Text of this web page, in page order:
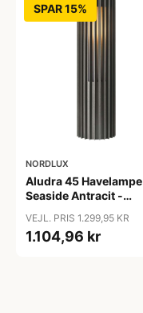
SPAR 15%
NORDLUX
Aludra 45 Havelampe
Seaside Antracit -
VEJL. PRIS 1.299,95 KR
1.104,96 kr